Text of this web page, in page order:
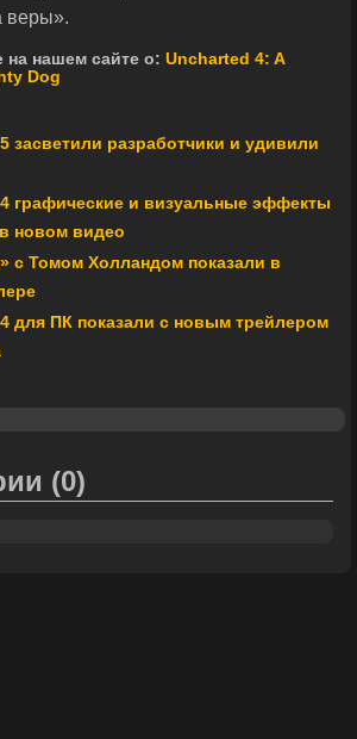
веры».
на нашем сайте о: Uncharted 4: A
Dog
засветили разработчики и удивили
графические и визуальные эффекты
новом видео
с Томом Холландом показали в
для ПК показали с новым трейлером
(0)